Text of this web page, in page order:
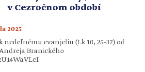
v Cezročnom období
2025
nedeľnému evanjeliu (Lk 10, 25-37) od
Branického